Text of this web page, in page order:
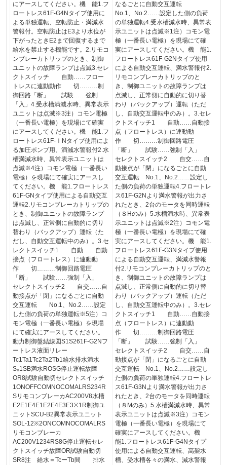
にアースしてください。機 能1.フ
ロートレス61F-G4Nタイプ使用に
よる単独運転、空転防止・満減水
警報付。空転防止はE3より水位が
下がったときE2まで回復するまで
給水を禁止する機能です。2.リモコ
ンブレーカトリップのとき、制御
ユニットの故障ランプは点滅3.セレ
クトスイッチ 自動……フロー
トレスに連動動作 切………制
御回路「断」 試験……強制
「入」4.受水槽満減水時、異常表示
ユニットは点滅※3注）コモン電極
（一番長い電極）を現場にて確実
にアースしてください。機 能1.フ
ロートレス61F-ⅠNタイプ使用によ
る加圧ポンプ用、満減水警報付2.水
槽満減水時、異常表示ユニットは
点滅※4注）コモン電極（一番長い
電極）を現場にて確実にアースし
てください。機 能1.フロートレス
61F-GNタイプ使用による自動交互
運転2.リモコンブレーカトリップの
とき、制御ユニットの故障ランプ
は点滅し、正常側に自動的に切り
替わり（バックアップ）運転（た
だし、自動交互運転中のみ）。3.セ
レクトスイッチ1 自動……自動
接点（フロートレス）に連動動
作 切………制御回路電圧
「断」 試験……強制「入」
セレクトスイッチ2 自交……自
動接点が「閉」になるごとに自動
交互運転 No.1、No.2……設定
した側の負荷の単独運転※5注）コ
モン電極（一番長い電極）を現場
にて確実にアースしてください。
動力制御盤結線図S1S261F-G2Nフ
ートレス液面リレー
Tc1Ta1Tc2Ta2Tb1給水排水満水
S₀1SB満水ROSG停止運転故障
OR8試験自動切セレクトスイッチ
1ONOFFCOMNOCOMALRS234R
SリモコンブレーカAC200V8水槽
E2E1E4E1E2E4E3E3※1R制御ユ
ニットSCU-B2異常表示ユニット
SOL-12※2ONCOMNOCOMALRS
リモコンブレーカ
AC200V1234RS8G停止運転セレ
クトスイッチ故障OR試験自動切
SR8注 給水＝TcーTb間 排水
なるごとに自動交互運転
No.1、No.2……設定した側の負荷
の単独運転4.受水槽減水時、異常表
示ユニットは点滅※1注）コモン電
極（一番長い電極）を現場にて確
実にアースしてください。機 能1.
フロートレス61F-G2Nタイプ使用
による自動交互運転、満水警報付2.
リモコンブレーカトリップのと
き、制御ユニットの故障ランプは
点滅し、正常側に自動的に切り替
わり（バックアップ）運転（ただ
し、自動交互運転中のみ）。3.セレ
クトスイッチ1 自動……自動接
点（フロートレス）に連動動
作 切………制御回路電圧
「断」 試験……強制「入」
セレクトスイッチ2 自交……自
動接点が「閉」になるごとに自動
交互運転 No.1、No.2……設定し
た側の負荷の単独運転4.フロートレ
ス61F-G2Nより満水警報が出力さ
れたとき、2台のモータを同時運転
（８Hのみ）5.水槽満水時、異常表
示ユニットは点滅※2注）コモン電
極（一番長い電極）を現場にて確
実にアースしてください。機 能1.
フロートレス61F-G3Nタイプ使用
による自動交互運転、満減水警報
付2.リモコンブレーカトリップのと
き、制御ユニットの故障ランプは
点滅し、正常側に自動的に切り替
わり（バックアップ）運転（ただ
し、自動交互運転中のみ）。3.セレ
クトスイッチ1 自動……自動接
点（フロートレス）に連動動
作 切………制御回路電圧
「断」 試験……強制「入」
セレクトスイッチ2 自交……自
動接点が「閉」になるごとに自動
交互運転 No.1、No.2……設定し
た側の負荷の単独運転4.フロートレ
ス61F-G3Nより満水警報が出力さ
れたとき、2台のモータを同時運転
（８Mのみ）5.水槽満減水時、異常
表示ユニットは点滅※3注）コモン
電極（一番長い電極）を現場にて
確実にアースしてください。機
能1.フロートレス61F-G4Nタイプ
使用による自動交互運転、高架水
槽、受水槽各々の満水、減水警報